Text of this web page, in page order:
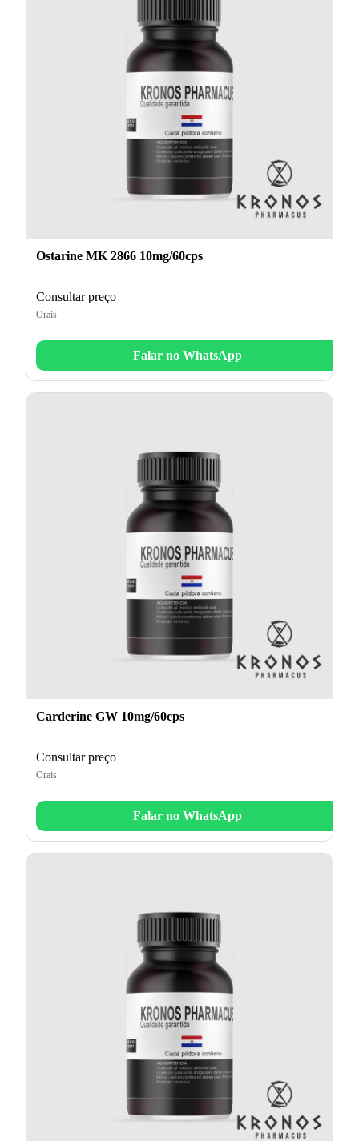
Ostarine MK 2866 10mg/60cps
Consultar preço
Orais
Falar no WhatsApp
Carderine GW 10mg/60cps
Consultar preço
Orais
Falar no WhatsApp